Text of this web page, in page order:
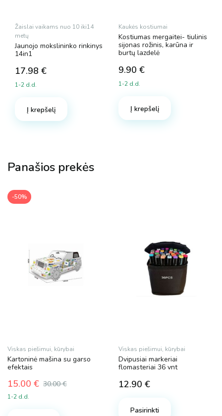
Žaislai vaikams nuo 10 iki14
metų
Jaunojo mokslininko rinkinys
14in1
17.98 €
1-2 d.d.
Į krepšelį
Kaukės kostiumai
Kostiumas mergaitei- tiulinis
sijonas rožinis, karūna ir
burtų lazdelė
9.90 €
1-2 d.d.
Į krepšelį
Panašios prekės
-50%
Viskas piešimui, kūrybai
Kartoninė mašina su garso
efektais
30.00€
Original
price
15.00 €
Current
price
1-2 d.d.
Viskas piešimui, kūrybai
Dvipusiai markeriai
flomasteriai 36 vnt
12.90 €
Pasirinkti